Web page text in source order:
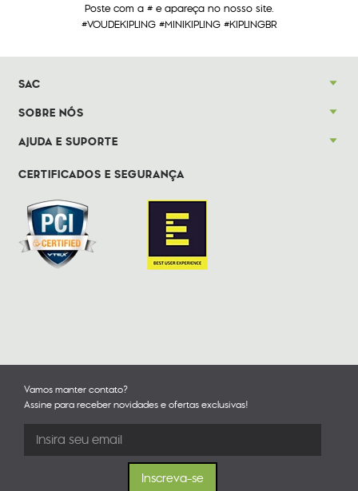
Poste com a # e apareça no nosso site.
#VOUDEKIPLING #MINIKIPLING #KIPLINGBR
SAC
SOBRE NÓS
AJUDA E SUPORTE
CERTIFICADOS E SEGURANÇA
Vamos manter contato?
Assine para receber novidades e ofertas exclusivas!